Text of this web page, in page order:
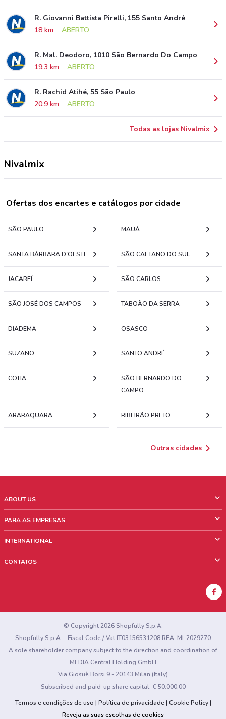
R. Giovanni Battista Pirelli, 155 Santo André
18 km
ABERTO
R. Mal. Deodoro, 1010 São Bernardo Do Campo
19.3 km
ABERTO
R. Rachid Atihé, 55 São Paulo
20.9 km
ABERTO
Todas as lojas Nivalmix
Nivalmix
Ofertas dos encartes e catálogos por cidade
SÃO PAULO MAUÁ
SANTA BÁRBARA D'OESTE SÃO CAETANO DO SUL
JACAREÍ SÃO CARLOS
SÃO JOSÉ DOS CAMPOS TABOÃO DA SERRA
DIADEMA OSASCO
SUZANO SANTO ANDRÉ
COTIA
SÃO BERNARDO DO
CAMPO
ARARAQUARA RIBEIRÃO PRETO
Outras cidades
ABOUT US
Quem Somos
Trabalhe conosco
PARA AS EMPRESAS
Informações comerciais
INTERNATIONAL
CONTATOS
Encontrou algum problema no site ou no aplicativo?
© Copyright 2026 Shopfully S.p.A.
Shopfully S.p.A. - Fiscal Code / Vat IT03156531208 REA: MI-2029270
A sole shareholder company subject to the direction and coordination of
MEDIA Central Holding GmbH
Via Giosuè Borsi 9 - 20143 Milan (Italy)
Subscribed and paid-up share capital: € 50.000,00
Termos e condições de uso
Política de privacidade
Cookie Policy
Reveja as suas escolhas de cookies